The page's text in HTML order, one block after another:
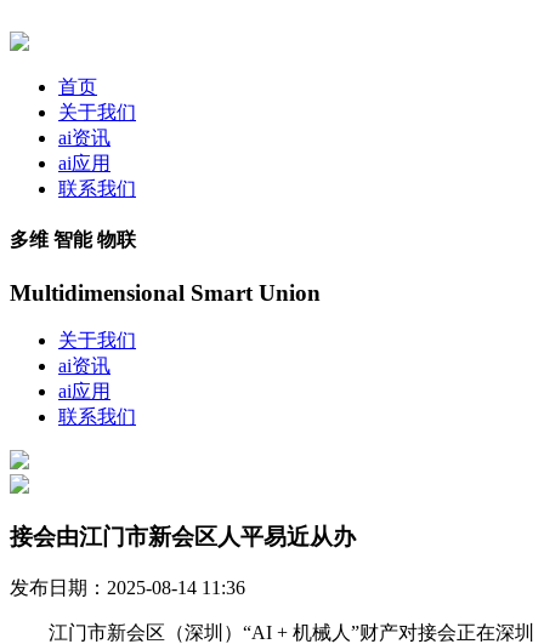
首页
关于我们
ai资讯
ai应用
联系我们
多维 智能 物联
Multidimensional Smart Union
关于我们
ai资讯
ai应用
联系我们
接会由江门市新会区人平易近从办
发布日期：2025-08-14 11:36
江门市新会区（深圳）“AI + 机械人”财产对接会正在深圳